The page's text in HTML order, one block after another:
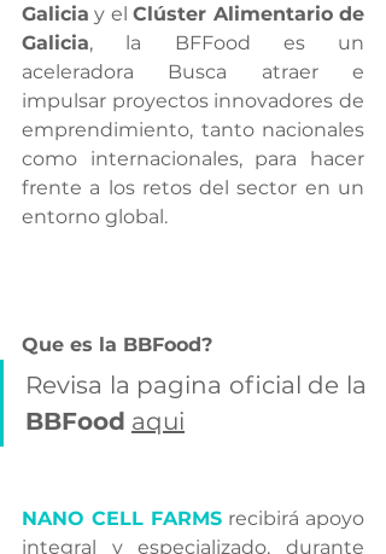
Galicia y el Clúster Alimentario de
Galicia, la BFFood es un
aceleradora Busca atraer e
impulsar proyectos innovadores de
emprendimiento, tanto nacionales
como internacionales, para hacer
frente a los retos del sector en un
entorno global.
Que es la BBFood?
BBFood aqui
NANO CELL FARMS recibirá apoyo
integral y especializado, durante